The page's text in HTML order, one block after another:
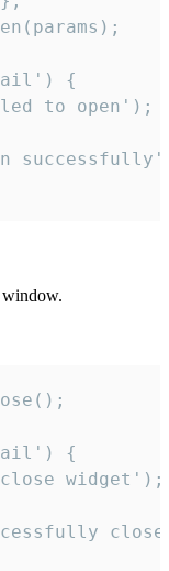
{
to open');
window.
{
widget');